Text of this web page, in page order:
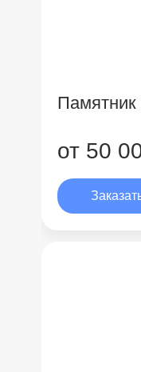
от 50